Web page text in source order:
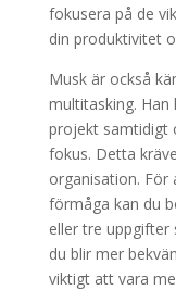
fokusera på de
din produktivitet
Musk är också
multitasking.
projekt samtidigt
fokus. Detta
organisation.
förmåga kan du
eller tre uppgifter
du blir mer
viktigt att vara